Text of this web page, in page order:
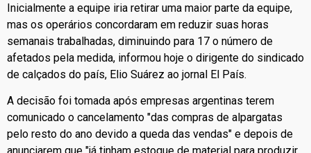
Inicialmente a equipe iria retirar uma maior parte da equipe,
mas os operários concordaram em reduzir suas horas
semanais trabalhadas, diminuindo para 17 o número de
afetados pela medida, informou hoje o dirigente do sindicado
de calçados do país, Elio Suárez ao jornal El País.
A decisão foi tomada após empresas argentinas terem
comunicado o cancelamento "das compras de alpargatas
pelo resto do ano devido a queda das vendas" e depois de